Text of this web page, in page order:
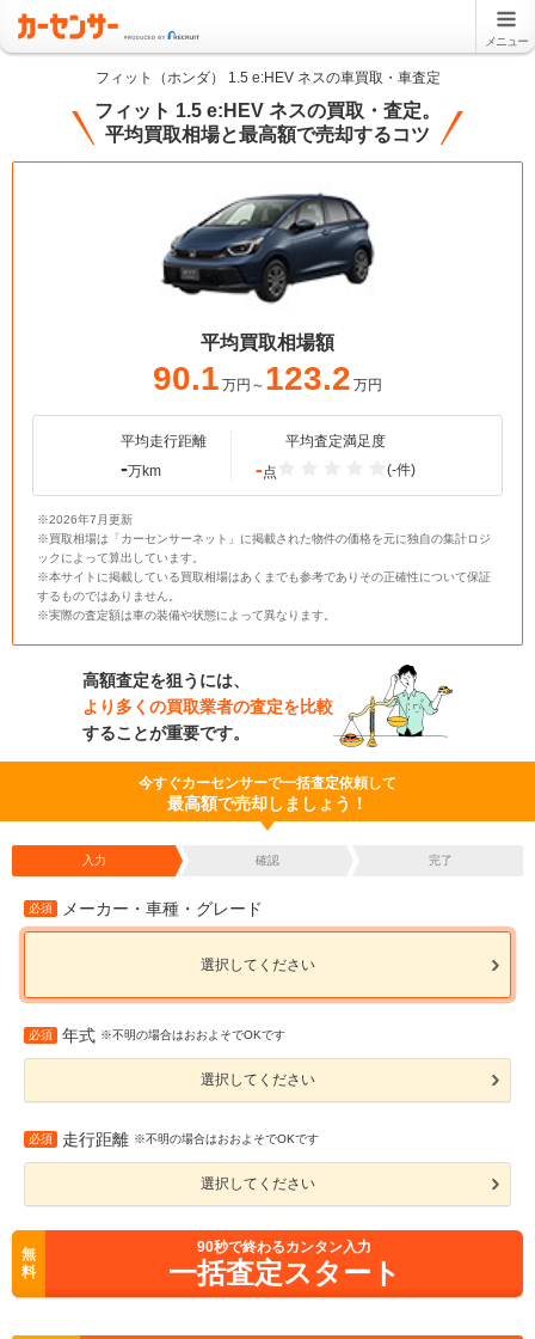
メニュー
フィット（ホンダ） 1.5 e:HEV ネスの車買取・車査定
フィット 1.5 e:HEV ネスの買取・査定。
平均買取相場と最高額で売却するコツ
平均買取相場額
90.1 万円～ 123.2 万円
平均走行距離
-万km
平均査定満足度
-点 (-件)
※2026年7月更新
※買取相場は「カーセンサーネット」に掲載された物件の価格を元に独自の集計ロジ
ックによって算出しています。
※本サイトに掲載している買取相場はあくまでも参考でありその正確性について保証
するものではありません。
※実際の査定額は車の装備や状態によって異なります。
高額査定を狙うには、
より多くの買取業者の査定を比較
することが重要です。
今すぐカーセンサーで一括査定依頼して
最高額で売却しましょう！
入力 確認 完了
必須 メーカー・車種・グレード
選択してください
必須 年式 ※不明の場合はおおよそでOKです
選択してください
必須 走行距離 ※不明の場合はおおよそでOKです
選択してください
無
料
90秒で終わるカンタン入力
一括査定スタート